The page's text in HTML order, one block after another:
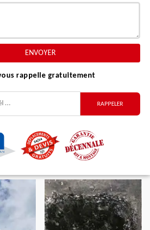
rappelle gratuitement